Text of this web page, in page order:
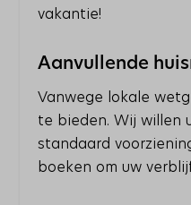
vakantie!
Aanvullende
Vanwege lokale
te bieden. Wij willen
standaard
boeken om uw